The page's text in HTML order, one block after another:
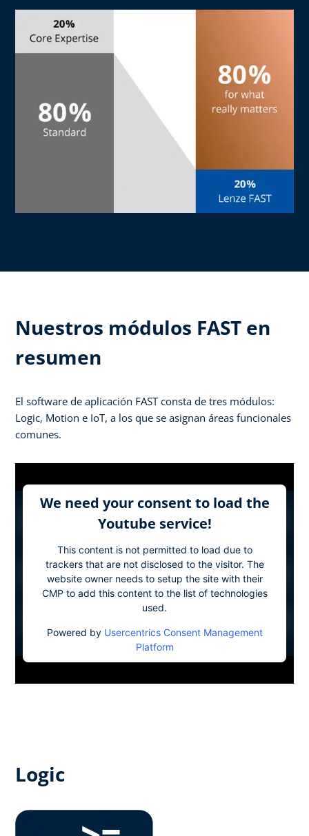
Nuestros módulos FAST en
resumen
El software de aplicación FAST consta de tres módulos:
Logic, Motion e IoT, a los que se asignan áreas funcionales
comunes.
We need your consent to load the
Youtube service!
This content is not permitted to load due to
trackers that are not disclosed to the visitor. The
website owner needs to setup the site with their
CMP to add this content to the list of technologies
used.
Powered by Usercentrics Consent Management
Platform
Logic